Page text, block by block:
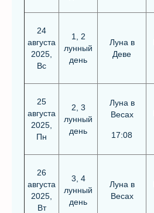
24
августа
2025,
Вс
1, 2
лунный
день
Луна в
Деве
25
августа
2025,
Пн
2, 3
лунный
день
Луна в
Весах
17:08
26
августа
2025,
Вт
3, 4
лунный
день
Луна в
Весах